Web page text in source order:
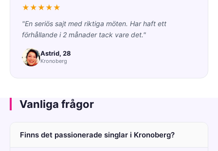
★★★★★
"En seriös sajt med riktiga möten. Har haft ett
förhållande i 2 månader tack vare det."
Astrid, 28
Kronoberg
Vanliga frågor
Finns det passionerade singlar i Kronoberg?